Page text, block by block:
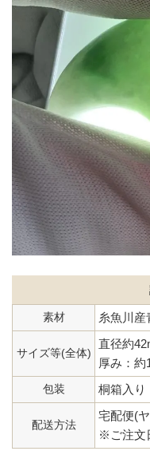
素材 糸魚川産
サイズ等(全体)
直径約
厚み：約
包装
桐箱入り
配送方法
宅配便(
※ご注文